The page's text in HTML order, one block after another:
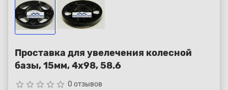
+7 (800) 250-15-01
Проставка для увелечения колесной
базы, 15мм, 4x98, 58.6
star_border star_border star_border star_border star_border 0 отзывов